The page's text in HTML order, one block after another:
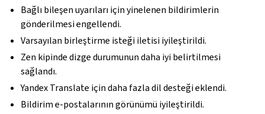
Bağlı bileşen uyarıları için yinelenen bildirimlerin
gönderilmesi engellendi.
Varsayılan birleştirme isteği iletisi iyileştirildi.
Zen kipinde dizge durumunun daha iyi belirtilmesi
sağlandı.
Yandex Translate için daha fazla dil desteği eklendi.
Bildirim e-postalarının görünümü iyileştirildi.